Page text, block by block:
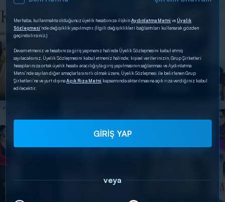
DİĞER SONUÇLAR
Merhaba, kullanmakta olduğunuz üyelik hesabınıza ilişkinAydınlatma Metni veÜyelik
Sözleşmesi’nde değişiklik yapılmıştır. (İlgili değişiklikleri bağlantıları kullanarak gözden
geçirebilirsiniz.)
Devam etmeniz ve hesabınıza giriş yapmanız halinde Üyelik Sözleşmesini kabul etmiş
sayılacaksınız. Üyelik Sözleşmesini kabul etmeniz halinde; kişisel verilerinizin, Grup Şirketleri
hesaplarınıza ortak üyelik hesabı aracılığıyla giriş yapılmasının sağlanması ve Aydınlatma
Metni’nde sayılan diğer amaçlarla sınırlı olmak üzere, Üyelik Sözleşmesi ile belirlenen Grup
Şirketleri’ne ve yurt dışınaAçık Rıza Metni kapsamında aktarılmasına açık rıza verdiğiniz kabul
edilecektir.
GİRİŞ YAP
veya